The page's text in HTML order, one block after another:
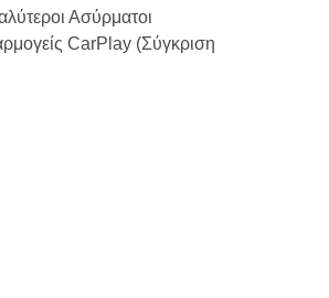
Ασύρματοι
CarPlay (σύγκριση